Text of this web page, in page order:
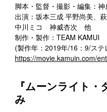
脚本・監督・撮影・編集：神
出演：坂本三成 平野尚美
中川ミコ 神威杏次 他
制作・製作：TEAM KAMUI
(製作年：2019年/16：9/ステ
https://movie.kamuin.com/
『ムーンライト
み